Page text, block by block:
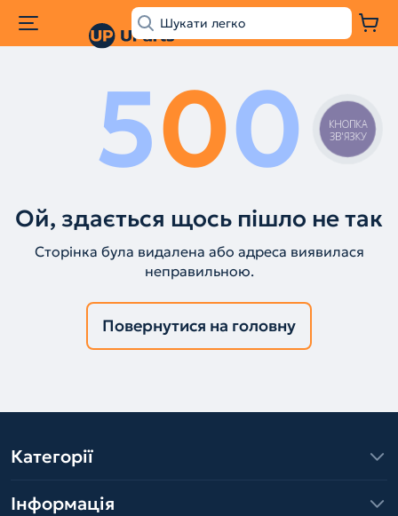
500
Ой, здається щось пішло не так
Сторінка була видалена або адреса виявилася
неправильною.
Повернутися на головну
Категорії
Інформація
КНОПКА
ЗВ'ЯЗКУ